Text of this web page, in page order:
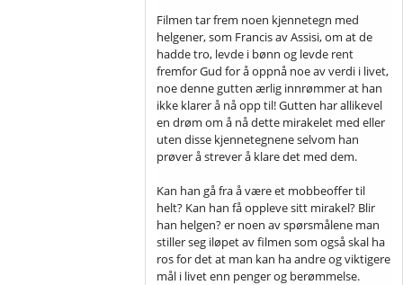
Filmen tar frem noen kjennetegn med
helgener, som Francis av Assisi, om at de
hadde tro, levde i bønn og levde rent
fremfor Gud for å oppnå noe av verdi i livet,
noe denne gutten ærlig innrømmer at han
ikke klarer å nå opp til! Gutten har allikevel
en drøm om å nå dette mirakelet med eller
uten disse kjennetegnene selvom han
prøver å strever å klare det med dem.
Kan han gå fra å være et mobbeoffer til
helt? Kan han få oppleve sitt mirakel? Blir
han helgen? er noen av spørsmålene man
stiller seg iløpet av filmen som også skal ha
ros for det at man kan ha andre og viktigere
mål i livet enn penger og berømmelse.